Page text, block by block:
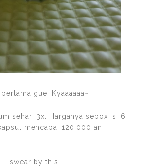
gue! Kyaaaaaa~
sehari 3x. Harganya sebox isi 6
mencapai 120.000 an.
I swear by this.